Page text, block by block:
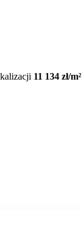
11 134 zł/m²